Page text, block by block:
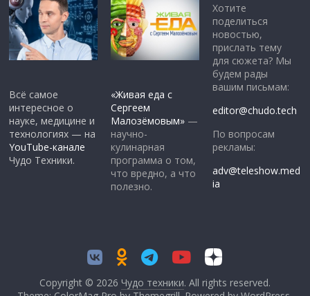
Всё самое
интересное о
науке, медицине и
технологиях — на
YouTube-канале
Чудо Техники.
«Живая еда с
Сергеем
Малозёмовым» —
научно-
кулинарная
программа о том,
что вредно, а что
полезно.
Хотите
поделиться
новостью,
прислать тему
для сюжета? Мы
будем рады
вашим письмам:
editor@chudo.tech
По вопросам
рекламы:
adv@teleshow.med
ia
Copyright © 2026 Чудо техники. All rights reserved.